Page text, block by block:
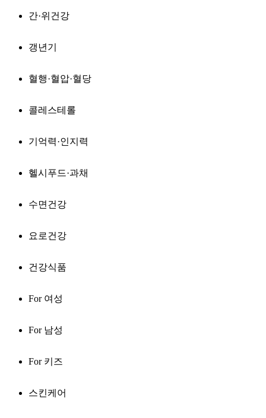
간·위건강
갱년기
혈행·혈압·혈당
콜레스테롤
기억력·인지력
헬시푸드·과채
수면건강
요로건강
건강식품
For 여성
For 남성
For 키즈
스킨케어